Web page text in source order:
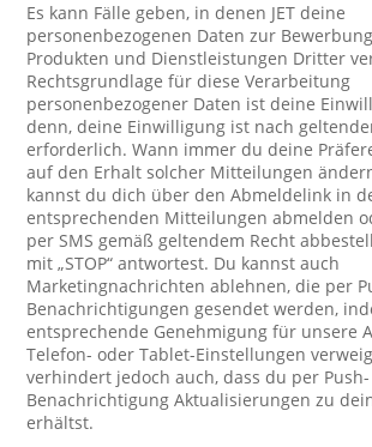
Es kann Fälle geben, in denen JET deine
personenbezogenen Daten zur
Produkten und Dienstleistungen Dritter
Rechtsgrundlage für diese Verarbeitung
personenbezogener Daten ist deine
denn, deine Einwilligung ist nach
erforderlich. Wann immer du deine
auf den Erhalt solcher Mitteilungen
kannst du dich über den Abmeldelink in
entsprechenden Mitteilungen abmelden
per SMS gemäß geltendem Recht
mit „STOP“ antwortest. Du kannst auch
Marketingnachrichten ablehnen, die per
Benachrichtigungen gesendet werden,
entsprechende Genehmigung für unsere
Telefon- oder Tablet-Einstellungen
verhindert jedoch auch, dass du per Push-
Benachrichtigung Aktualisierungen zu
erhältst.